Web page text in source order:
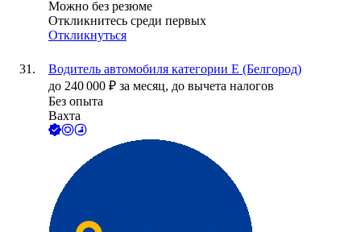
Можно без резюме
Откликнитесь среди первых
Откликнуться
Водитель автомобиля категории Е (Белгород)
до 240 000 ₽ за месяц, до вычета налогов
Без опыта
Вахта